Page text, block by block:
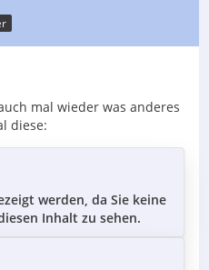
mal wieder was anderes
diese:
werden, da Sie keine
Inhalt zu sehen.